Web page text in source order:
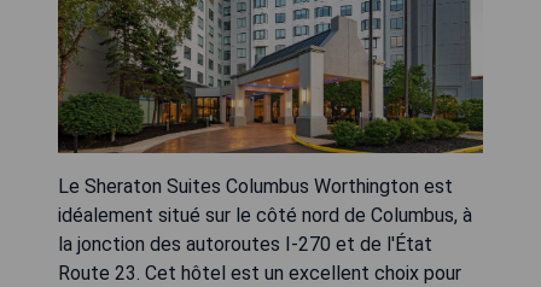
Le Sheraton Suites Columbus Worthington est
idéalement situé sur le côté nord de Columbus, à
la jonction des autoroutes I-270 et de l'État
Route 23. Cet hôtel est un excellent choix pour